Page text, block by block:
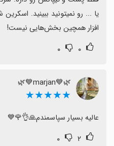
افزار همچین بخش‌هایی نیست!
۰ ۰
🌿💙marjan💙🌿
★★★★★
عالیه بسیار سپاسمندم🙏👌🌹💙
۲ ۰